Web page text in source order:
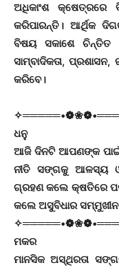
ଅଧିକାଂଶ କ୍ଷେତ୍ରରେ
କରିପାରନ୍ତି। ଆର୍ଥିକ
ବିଷୟ ସକାଶେ ଚିନ୍ତିତ
ସାମ୍ବାଦିକତା, ପ୍ରଶାସନ,
କରିବେ।
ଧନୁ
ଆଜି ଦିନଟି ଆପଣଙ୍କ ପାଇଁ
ନୀତି ସଙ୍ଗକୁ ଆଳସ୍ୟ ଓ
ଗ୍ରହଣ କଲେ କ୍ଷତିରେ
କଲେ ଅସୁବିଧାର
ମକର
ମାନସିକ ଅସ୍ଥିରତା